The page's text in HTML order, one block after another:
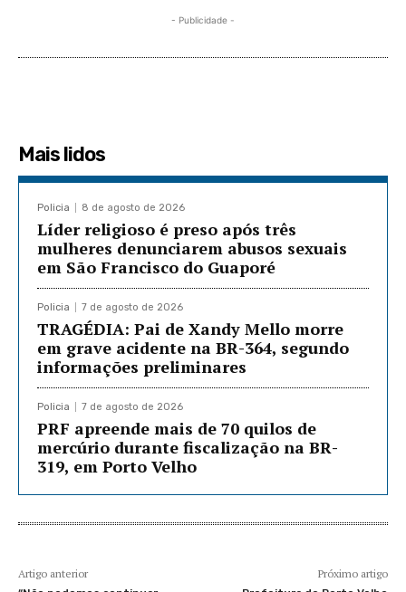
- Publicidade -
Mais lidos
Policia 8 de agosto de 2026
Líder religioso é preso após três
mulheres denunciarem abusos sexuais
em São Francisco do Guaporé
Policia 7 de agosto de 2026
TRAGÉDIA: Pai de Xandy Mello morre
em grave acidente na BR-364, segundo
informações preliminares
Policia 7 de agosto de 2026
PRF apreende mais de 70 quilos de
mercúrio durante fiscalização na BR-
319, em Porto Velho
Artigo anterior Próximo artigo